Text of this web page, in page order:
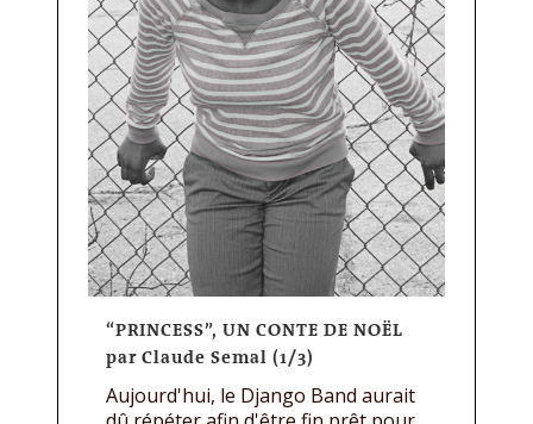
“PRINCESS”, UN CONTE DE NOËL
par Claude Semal (1/3)
Aujourd'hui, le Django Band aurait